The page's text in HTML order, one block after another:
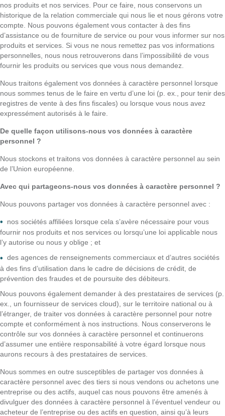
nos produits et nos services. Pour ce faire, nous conservons un
historique de la relation commerciale qui nous lie et nous gérons votre
compte. Nous pouvons également vous contacter à des fins
d’assistance ou de fourniture de service ou pour vous informer sur nos
produits et services. Si vous ne nous remettez pas vos informations
personnelles, nous nous retrouverons dans l’impossibilité de vous
fournir les produits ou services que vous nous demandez.
Nous traitons également vos données à caractère personnel lorsque
nous sommes tenus de le faire en vertu d’une loi (p. ex., pour tenir des
registres de vente à des fins fiscales) ou lorsque vous nous avez
expressément autorisés à le faire.
De quelle façon utilisons-nous vos données à caractère
personnel ?
Nous stockons et traitons vos données à caractère personnel au sein
de l’Union européenne.
Avec qui partageons-nous vos données à caractère personnel ?
Nous pouvons partager vos données à caractère personnel avec :
nos sociétés affiliées lorsque cela s’avère nécessaire pour vous
fournir nos produits et nos services ou lorsqu’une loi applicable nous
l’y autorise ou nous y oblige ; et
des agences de renseignements commerciaux et d’autres sociétés
à des fins d’utilisation dans le cadre de décisions de crédit, de
prévention des fraudes et de poursuite des débiteurs.
Nous pouvons également demander à des prestataires de services (p.
ex., un fournisseur de services cloud), sur le territoire national ou à
l’étranger, de traiter vos données à caractère personnel pour notre
compte et conformément à nos instructions. Nous conserverons le
contrôle sur vos données à caractère personnel et continuerons
d’assumer une entière responsabilité à votre égard lorsque nous
aurons recours à des prestataires de services.
Nous sommes en outre susceptibles de partager vos données à
caractère personnel avec des tiers si nous vendons ou achetons une
entreprise ou des actifs, auquel cas nous pouvons être amenés à
divulguer des données à caractère personnel à l’éventuel vendeur ou
acheteur de l’entreprise ou des actifs en question, ainsi qu’à leurs